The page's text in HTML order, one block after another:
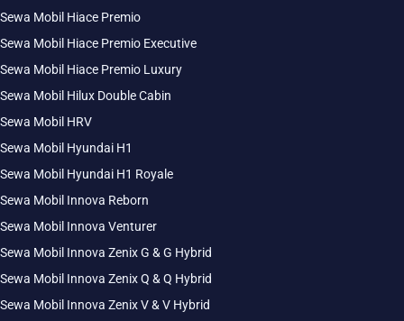
Sewa Mobil Hiace Premio
Sewa Mobil Hiace Premio Executive
Sewa Mobil Hiace Premio Luxury
Sewa Mobil Hilux Double Cabin
Sewa Mobil HRV
Sewa Mobil Hyundai H1
Sewa Mobil Hyundai H1 Royale
Sewa Mobil Innova Reborn
Sewa Mobil Innova Venturer
Sewa Mobil Innova Zenix G & G Hybrid
Sewa Mobil Innova Zenix Q & Q Hybrid
Sewa Mobil Innova Zenix V & V Hybrid